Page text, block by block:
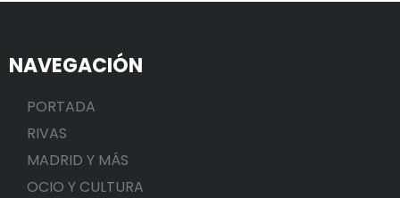
NAVEGACIÓN
PORTADA
RIVAS
MADRID Y MÁS
OCIO Y CULTURA